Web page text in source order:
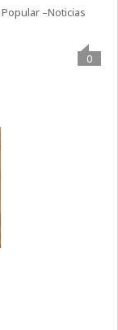
–Noticias
0